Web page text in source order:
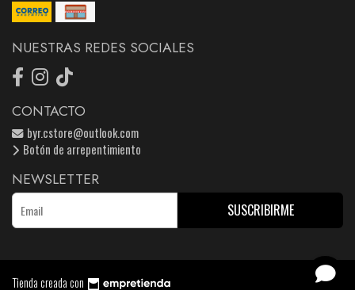
NUESTRAS REDES SOCIALES
CONTACTO
byr.cstore@outlook.com
Botón de arrepentimiento
NEWSLETTER
SUSCRIBIRME
Tienda creada con